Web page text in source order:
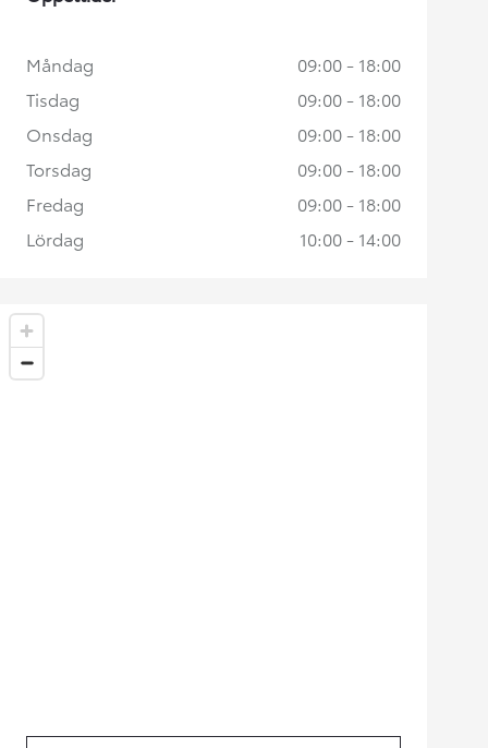
Måndag
09:00 - 18:00
Tisdag
09:00 - 18:00
Onsdag
09:00 - 18:00
Torsdag
09:00 - 18:00
Fredag
09:00 - 18:00
Lördag
10:00 - 14:00